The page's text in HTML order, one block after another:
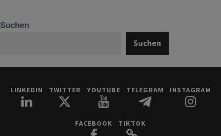
Suchen
Suchen
LINKEDIN TWITTER YOUTUBE TELEGRAM INSTAGRAM
FACEBOOK TIKTOK